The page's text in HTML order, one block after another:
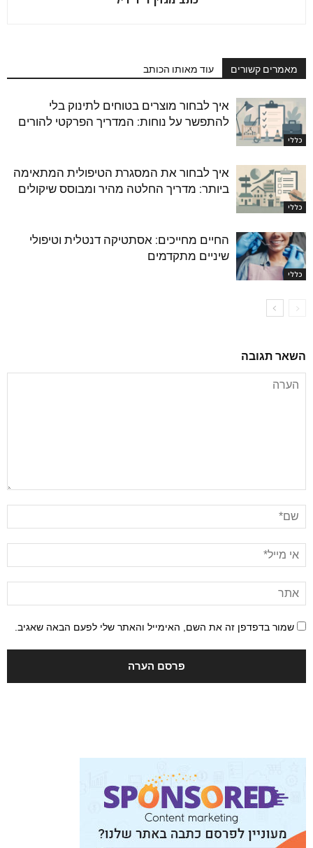
מאמרים קשורים עוד מאותו הכותב
כללי
איך לבחור מוצרים בטוחים לתינוק בלי
להתפשר על נוחות: המדריך הפרקטי להורים
כללי
איך לבחור את המסגרת הטיפולית המתאימה
ביותר: מדריך החלטה מהיר ומבוסס שיקולים
כללי
החיים מחייכים: אסתטיקה דנטלית וטיפולי
שיניים מתקדמים
השאר תגובה
שמור בדפדפן זה את השם, האימייל והאתר שלי לפעם הבאה שאגיב.